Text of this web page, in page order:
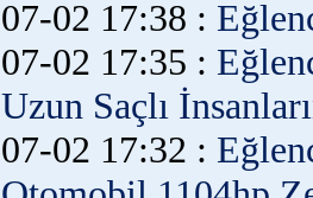
07-02 17:38 :
07-02 17:35 :
Uzun Saçlı
07-02 17:32 :